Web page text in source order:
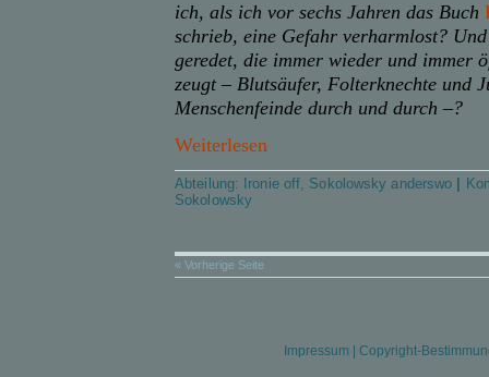
ich, als ich vor sechs Jahren das Buch
schrieb, eine Gefahr verharmlost?
geredet, die immer wieder und immer
zeugt – Blutsäufer, Folterknechte und
Menschenfeinde durch und durch –?
Weiterlesen
Abteilung: Ironie off, Sokolowsky anderswo
Sokolowsky
« Vorherige Seite
Impressum Copyright-